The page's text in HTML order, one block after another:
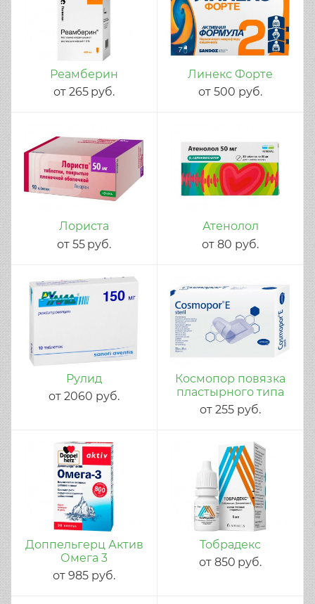
Реамберин
от 265 руб.
Линекс Форте
от500 руб.
Лориста
от 55 руб.
Атенолол
от80 руб.
Рулид
от2060 руб.
Космопор повязка
пластырного типа
от255 руб.
Доппельгерц Актив
Омега 3
от985 руб.
Тобрадекс
от 850 руб.